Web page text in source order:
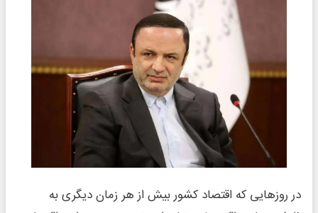
در روزهایی که اقتصاد کشور بیش از هر زمان دیگری به